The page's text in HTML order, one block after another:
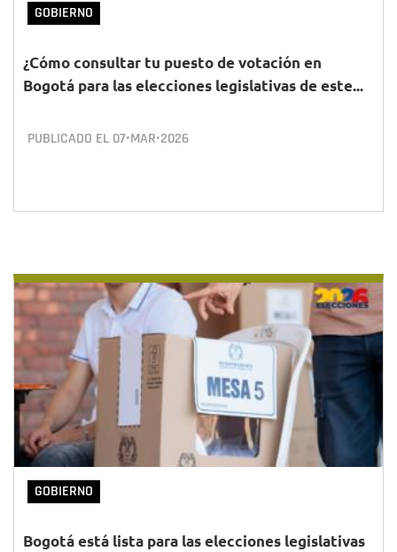
GOBIERNO
¿Cómo consultar tu puesto de votación en
Bogotá para las elecciones legislativas de este...
PUBLICADO EL 07•MAR•2026
GOBIERNO
Bogotá está lista para las elecciones legislativas